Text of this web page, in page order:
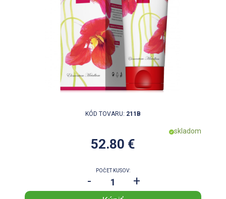
KÓD TOVARU: 211B
skladom
52.80 €
POČET KUSOV:
- +